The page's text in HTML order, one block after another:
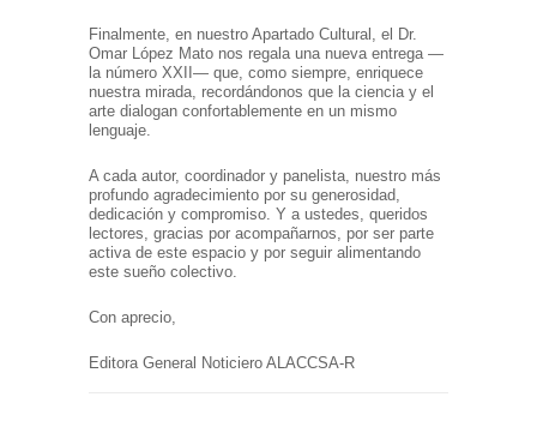
Finalmente, en nuestro Apartado Cultural, el Dr.
Omar López Mato nos regala una nueva entrega —
la número XXII— que, como siempre, enriquece
nuestra mirada, recordándonos que la ciencia y el
arte dialogan confortablemente en un mismo
lenguaje.
A cada autor, coordinador y panelista, nuestro más
profundo agradecimiento por su generosidad,
dedicación y compromiso. Y a ustedes, queridos
lectores, gracias por acompañarnos, por ser parte
activa de este espacio y por seguir alimentando
este sueño colectivo.
Con aprecio,
Editora General Noticiero ALACCSA-R